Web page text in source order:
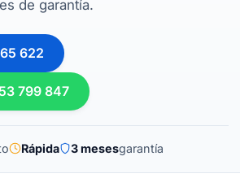
de garantía.
622
799 847
Rápida 3 mesesgarantía